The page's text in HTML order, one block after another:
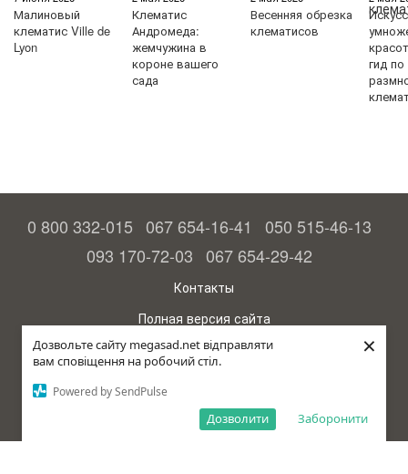
Дозвольте сайту megasad.net відправляти
вам сповіщення на робочий стіл.
Powered by SendPulse
Заборонити
Дозволити
×
Малиновый
клематис Ville de
Lyon
Клематис
Андромеда:
жемчужина в
короне вашего
сада
Весенняя обрезка
клематисов
гид по
0 800 332-015 067 654-16-41
050 515-46-13
093 170-72-03 067 654-29-42
Контакты
Полная версия сайта
© 2015—2026
Megasad - гарантия высокого урожая